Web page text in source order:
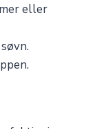
eller